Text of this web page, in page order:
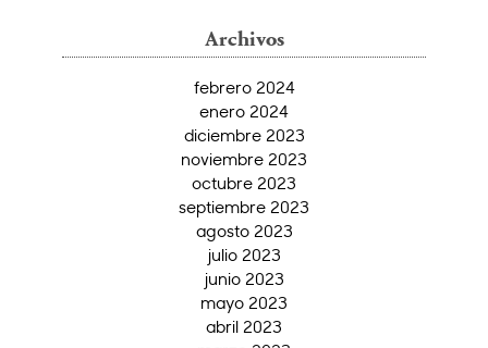
Archivos
febrero 2024
enero 2024
diciembre 2023
noviembre 2023
octubre 2023
septiembre 2023
agosto 2023
julio 2023
junio 2023
mayo 2023
abril 2023